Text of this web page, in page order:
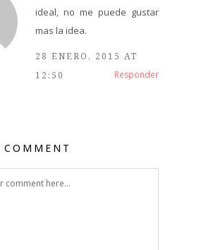
ideal, no me puede gustar
mas la idea.
28 ENERO, 2015 AT
12:50
Responder
COMMENT